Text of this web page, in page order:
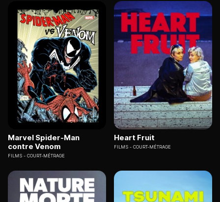
Marvel Spider-Man
contre Venom
FILMS COURT-MÉTRAGE
Heart Fruit
FILMS COURT-MÉTRAGE